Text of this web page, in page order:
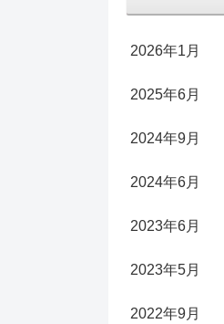
2026年1月
2025年6月
2024年9月
2024年6月
2023年6月
2023年5月
2022年9月